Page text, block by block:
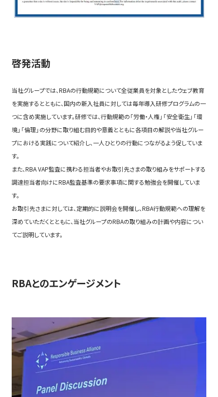
啓発活動
当社グループでは、RBAの行動規範について全従業員を対象としたウェブ教育
を実施するとともに、国内の新入社員に対しては毎年導入研修プログラムの一
つに含め実施しています。研修では、行動規範の「労働・人権」「安全衛生」「環
境」「倫理」の分野に取り組む目的や意義とともに各項目の解説や当社グルー
プにおける実践について紹介し、一人ひとりの行動につながるよう促していま
す。
また、RBA VAP監査に携わる担当者やお取引先さまの取り組みをサポートする
調達担当者向けにRBA監査基準の要求事項に関する勉強会を開催していま
す。
お取引先さまに対しては、定期的に説明会を開催し、RBA行動規範への理解を
深めていただくとともに、当社グループのRBAの取り組みの計画や内容につい
てご説明しています。
RBAとのエンゲージメント